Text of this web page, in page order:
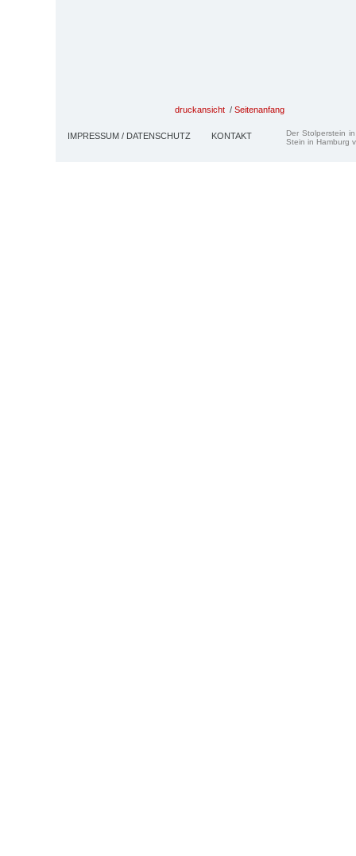
druckansicht / Seitenanfang
IMPRESSUM / DATENSCHUTZ KONTAKT
Der Stolperstein
Stein in Hamburg